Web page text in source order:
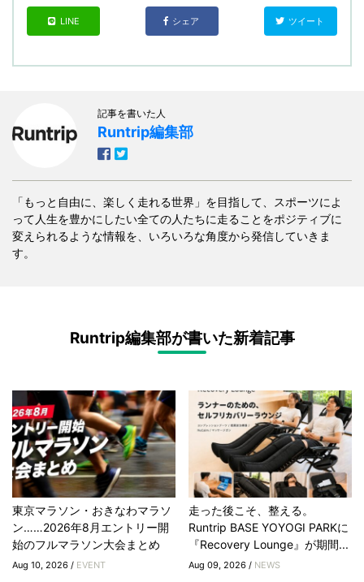
LINE シェア ツイート
記事を書いた人
Runtrip編集部
「もっと自由に、楽しく走れる世界」を目指して、スポーツによ
って人生を豊かにしたい全ての人たちに走ることをポジティブに
変えられるような情報を、いろいろな角度から発信していきま
す。
Runtrip編集部が書いた新着記事
東京マラソン・おきなわマラソ
ン……2026年8月エントリー開
始のフルマラソン大会まとめ
Aug 10, 2026 / EVENT
走った後こそ、整える。
Runtrip BASE YOYOGI PARKに
『Recovery Lounge』が期間...
Aug 09, 2026 / NEWS